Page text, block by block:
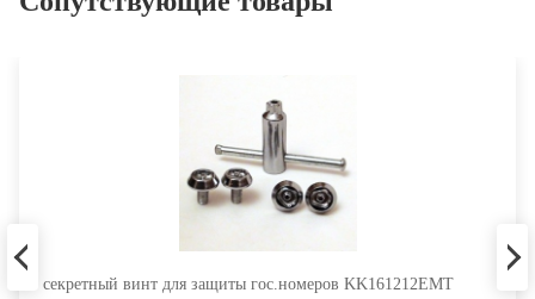
секретный винт для защиты гос.номеров KK161212EMT